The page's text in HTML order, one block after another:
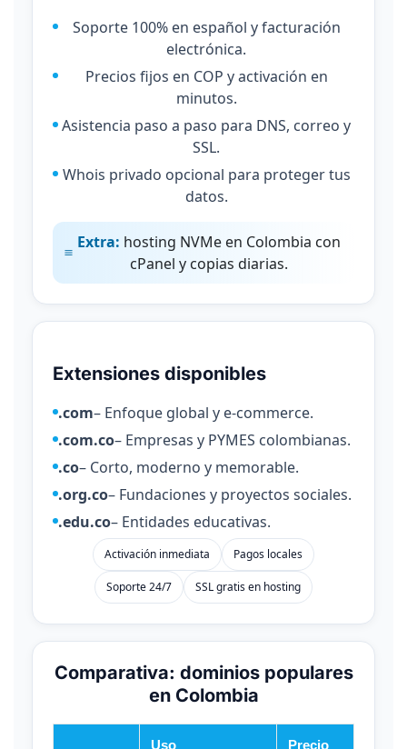
Soporte 100% en español y facturación
electrónica.
Precios fijos en COP y activación en
minutos.
Asistencia paso a paso para DNS, correo y
SSL.
Whois privado opcional para proteger tus
datos.
Extra: hosting NVMe en Colombia con
cPanel y copias diarias.
Extensiones disponibles
.com– Enfoque global y e-commerce.
.com.co– Empresas y PYMES colombianas.
.co– Corto, moderno y memorable.
.org.co– Fundaciones y proyectos sociales.
.edu.co– Entidades educativas.
Activación inmediata Pagos locales
Soporte 24/7 SSL gratis en hosting
Comparativa: dominios populares
en Colombia
Uso Precio